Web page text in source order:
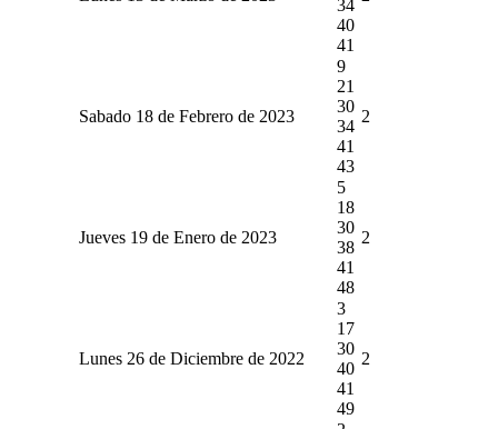
34
40
41
Sabado 18 de Febrero de 2023
9
21
30
34
41
43
2
Jueves 19 de Enero de 2023
5
18
30
38
41
48
2
Lunes 26 de Diciembre de 2022
3
17
30
40
41
49
2